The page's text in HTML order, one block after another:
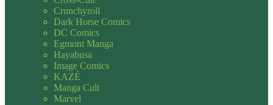
Crunchyroll
Dark Horse Comics
DC Comics
Egmont Manga
Hayabusa
Image Comics
KAZÉ
Manga Cult
Marvel